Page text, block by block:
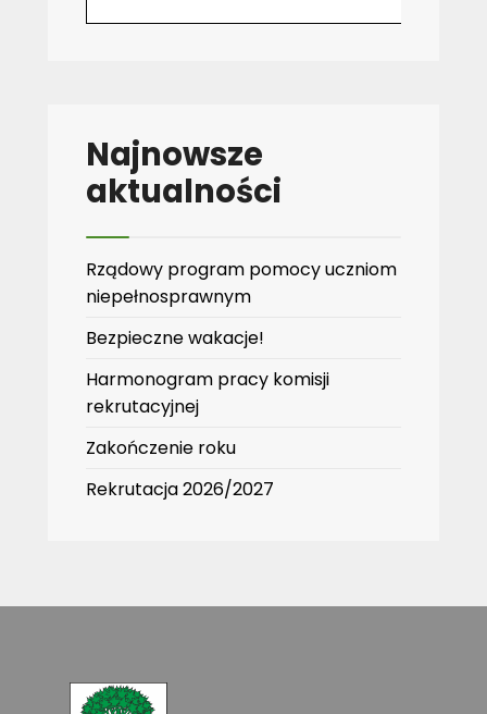
Najnowsze
aktualności
Rządowy program pomocy uczniom
niepełnosprawnym
Bezpieczne wakacje!
Harmonogram pracy komisji
rekrutacyjnej
Zakończenie roku
Rekrutacja 2026/2027